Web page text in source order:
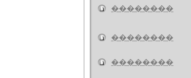
��������
��������
��������